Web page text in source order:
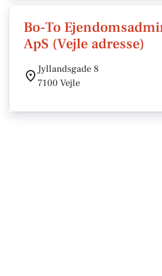
Bo-To
ApS (Vejle adresse)
Jyllandsgade 8
7100 Vejle